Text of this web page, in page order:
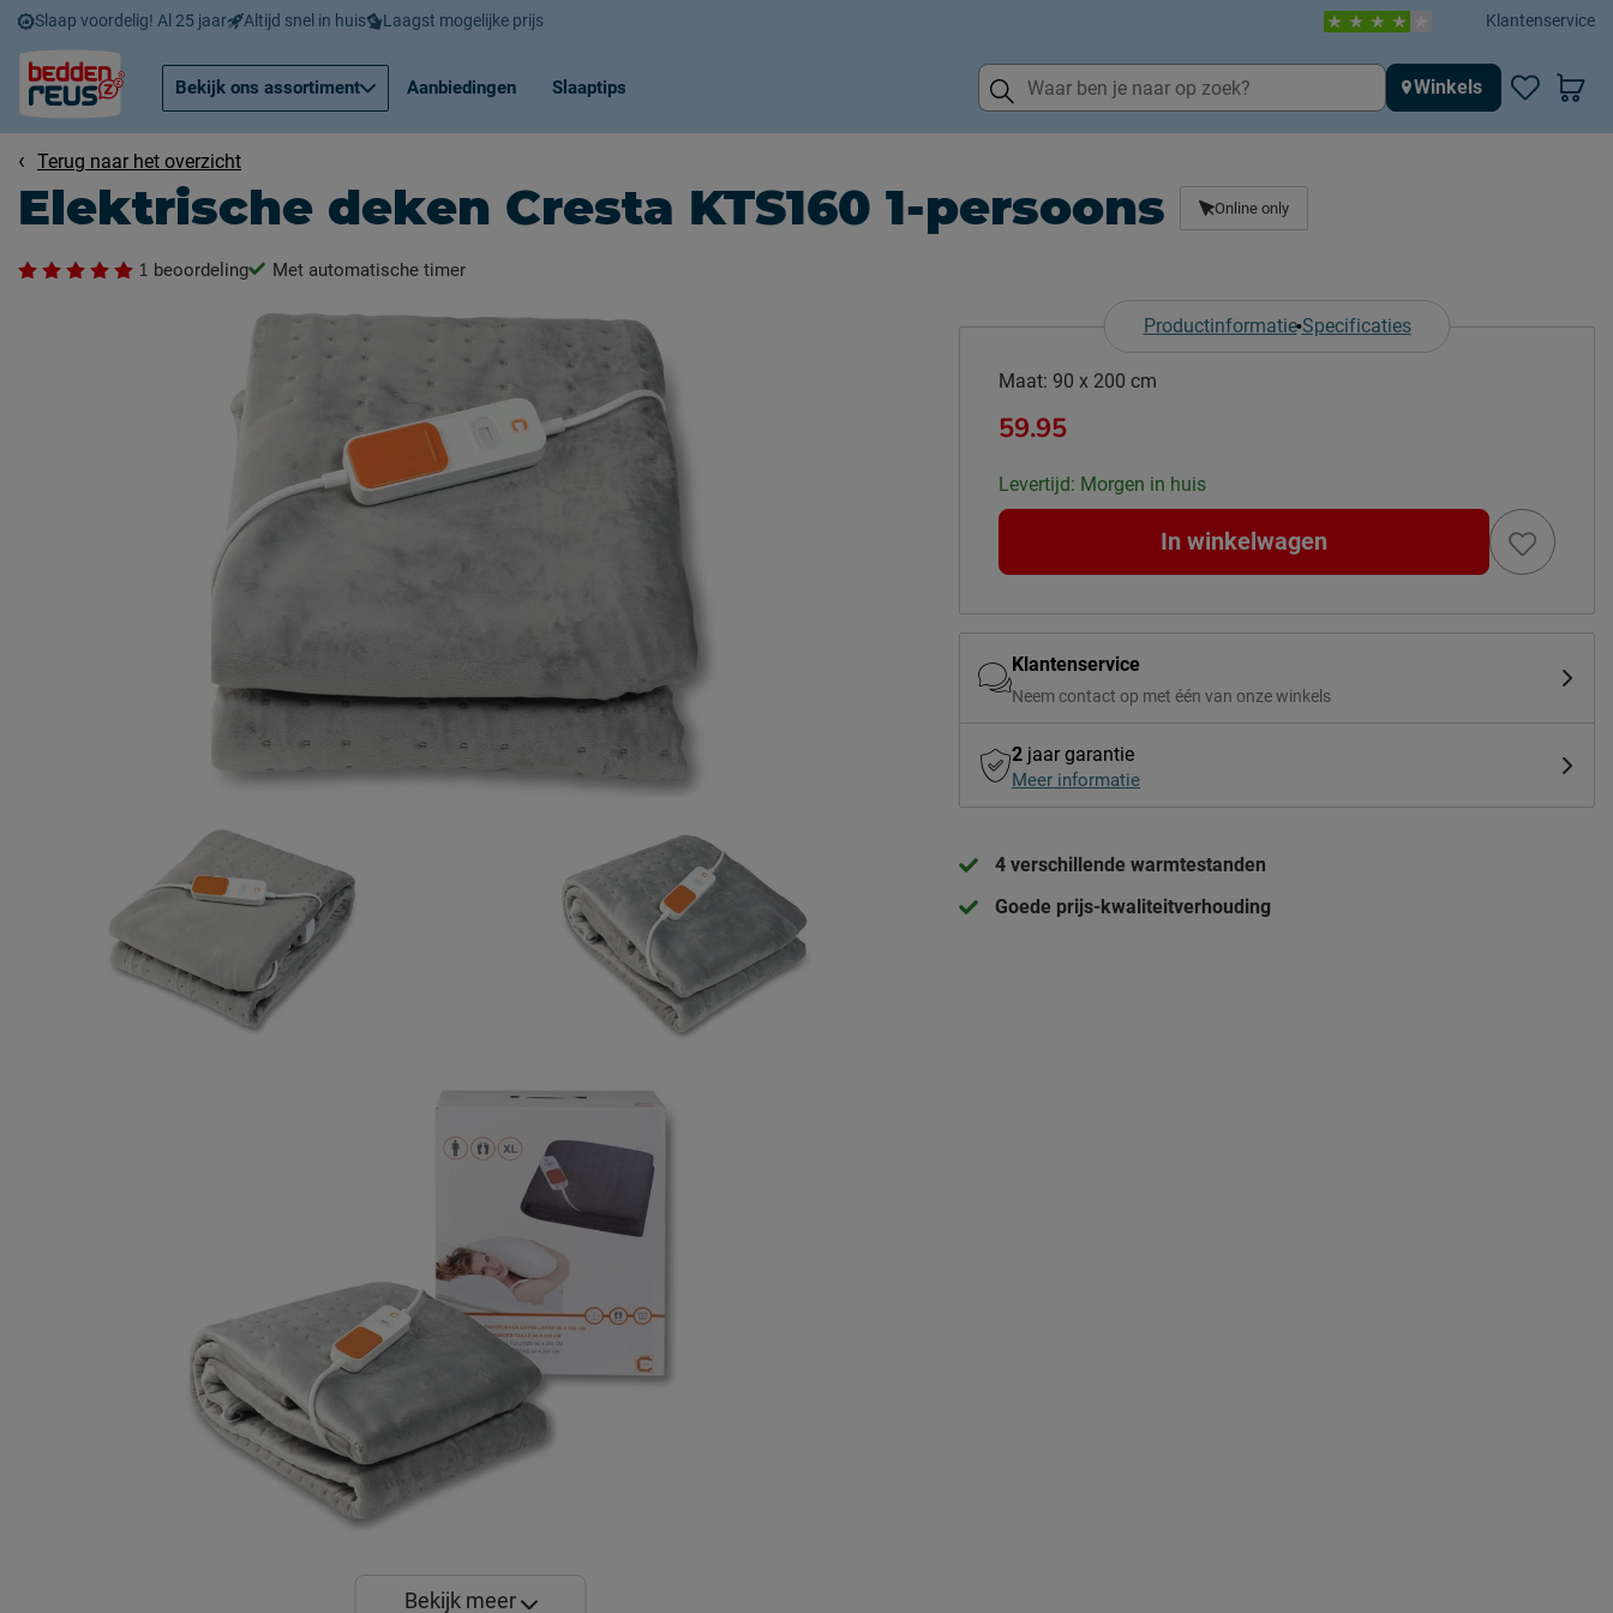
Slaap voordelig! Al 25 jaar Altijd snel in huis Laagst mogelijke prijs Klantenservice
Bekijk ons assortiment Aanbiedingen Slaaptips Winkels
Terug naar het overzicht
Elektrische deken Cresta KTS160 1-persoons Online only
1 beoordeling Met automatische timer
Bekijk meer
Productinformatie Specificaties
Maat: 90 x 200 cm
59.95
Levertijd: Morgen in huis
In winkelwagen
Klantenservice
Neem contact op met één van onze winkels
2 jaar garantie
Meer informatie
4 verschillende warmtestanden
Goede prijs-kwaliteitverhouding